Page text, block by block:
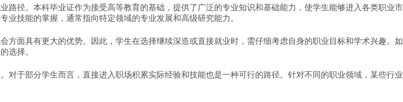
路径。本科毕业证作为接受高等教育的基础，提供了广泛的专业知识和基础能力，使学生能够进入各类职业市
技能的掌握，通常指向特定领域的专业发展和高级研究能力。
面具有更大的优势。因此，学生在选择继续深造或直接就业时，需仔细考虑自身的职业目标和学术兴趣。如
选择。
于部分学生而言，直接进入职场积累实际经验和技能也是一种可行的路径。针对不同的职业领域，某些行业